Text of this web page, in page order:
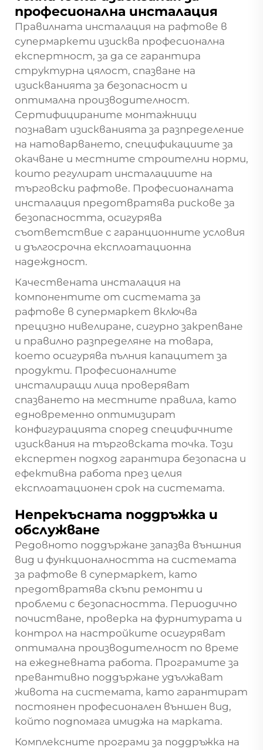
професионална инсталация
Правилната инсталация на рафтове в
супермаркети изисква професионална
експертност, за да се гарантира
структурна цялост, спазване на
изискванията за безопасност и
оптимална производителност.
Сертифицираните монтажници
познават изискванията за разпределение
на натоварването, спецификациите за
окачване и местните строителни норми,
които регулират инсталациите на
търговски рафтове. Професионалната
инсталация предотвратява рискове за
безопасността, осигурява
съответствие с гаранционните условия
и дългосрочна експлоатационна
надеждност.
Качествената инсталация на
компонентите от системата за
рафтове в супермаркет включва
прецизно нивелиране, сигурно закрепване
и правилно разпределяне на товара,
което осигурява пълния капацитет за
продукти. Професионалните
инсталиращи лица проверяват
спазването на местните правила, като
едновременно оптимизират
конфигурацията според специфичните
изисквания на търговската точка. Този
експертен подход гарантира безопасна и
ефективна работа през целия
експлоатационен срок на системата.
Непрекъсната поддръжка и
обслужване
Редовното поддържане запазва външния
вид и функционалността на системата
за рафтове в супермаркет, като
предотвратява скъпи ремонти и
проблеми с безопасността. Периодично
почистване, проверка на фурнитурата и
контрол на настройките осигуряват
оптимална производителност по време
на ежедневната работа. Програмите за
превантивно поддържане удължават
живота на системата, като гарантират
постоянен професионален външен вид,
който подпомага имиджа на марката.
Комплексните програми за поддръжка на